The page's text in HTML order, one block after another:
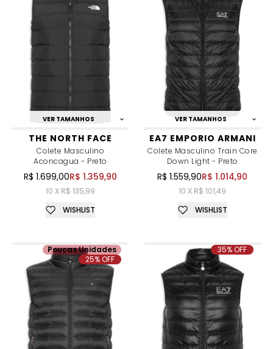
VER TAMANHOS
THE NORTH FACE
Colete Masculino
Aconcagua - Preto
R$ 1.699,00R$ 1.359,90
10 X R$ 135,99
WISHLIST
VER TAMANHOS
EA7 EMPORIO ARMANI
Colete Masculino Train Core
Down Light - Preto
R$ 1.559,90R$ 1.014,90
10 X R$ 101,49
WISHLIST
Poucas Unidades
25% OFF
35% OFF